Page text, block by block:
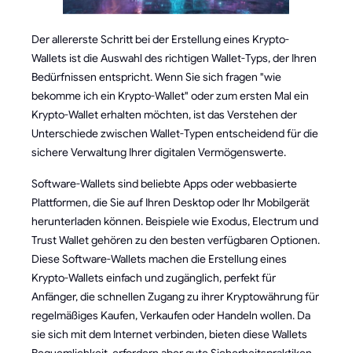
Der allererste Schritt bei der Erstellung eines Krypto-
Wallets ist die Auswahl des richtigen Wallet-Typs, der Ihren
Bedürfnissen entspricht. Wenn Sie sich fragen "wie
bekomme ich ein Krypto-Wallet" oder zum ersten Mal ein
Krypto-Wallet erhalten möchten, ist das Verstehen der
Unterschiede zwischen Wallet-Typen entscheidend für die
sichere Verwaltung Ihrer digitalen Vermögenswerte.
Software-Wallets sind beliebte Apps oder webbasierte
Plattformen, die Sie auf Ihren Desktop oder Ihr Mobilgerät
herunterladen können. Beispiele wie Exodus, Electrum und
Trust Wallet gehören zu den besten verfügbaren Optionen.
Diese Software-Wallets machen die Erstellung eines
Krypto-Wallets einfach und zugänglich, perfekt für
Anfänger, die schnellen Zugang zu ihrer Kryptowährung für
regelmäßiges Kaufen, Verkaufen oder Handeln wollen. Da
sie sich mit dem Internet verbinden, bieten diese Wallets